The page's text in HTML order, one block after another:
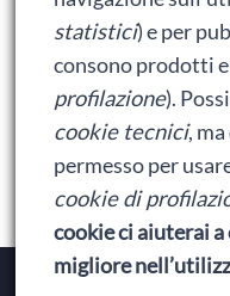
Accedi
Feed dei contenuti
Feed dei commenti
WordPress.org
statistici) e per
consono prodotti
profilazione).
cookie tecnici,
permesso per
cookie di
cookie ci aiuterai
migliore